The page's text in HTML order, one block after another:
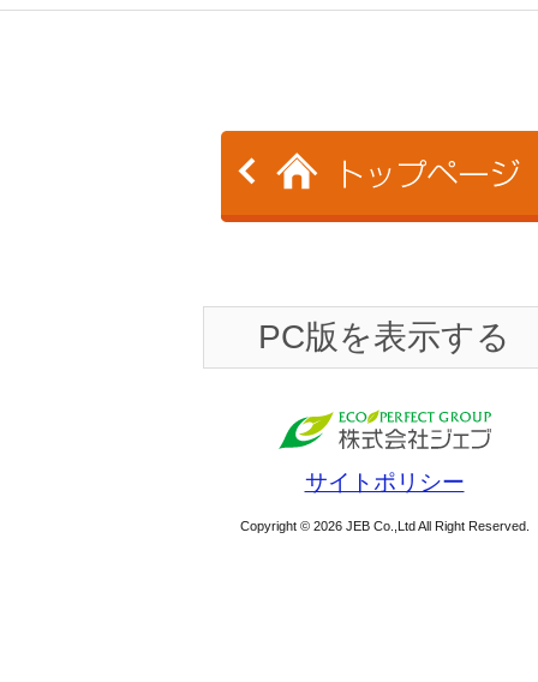
PC版を表示する
サイトポリシー
Copyright © 2026 JEB Co.,Ltd All Right Reserved.